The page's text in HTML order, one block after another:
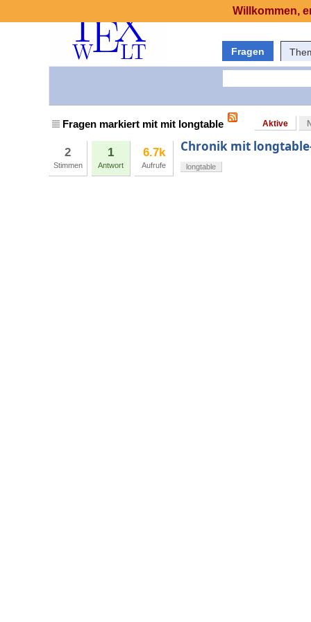
Fragen
Fragen markiert mit mit longtable Aktive
2
Stimmen
1
Antwort
6.7k
Aufrufe
Chronik mit
longtable
Willkommen,